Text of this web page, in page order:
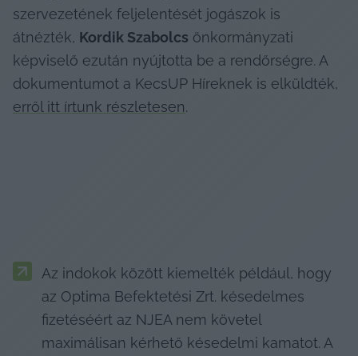
szervezetének feljelentését jogászok is
átnézték, Kordik Szabolcs önkormányzati
képviselő ezután nyújtotta be a rendőrségre. A
erről itt írtunk részletesen.
Az indokok között kiemelték például, hogy
az Optima Befektetési Zrt. késedelmes
fizetéséért az NJEA nem követel
maximálisan kérhető késedelmi kamatot. A